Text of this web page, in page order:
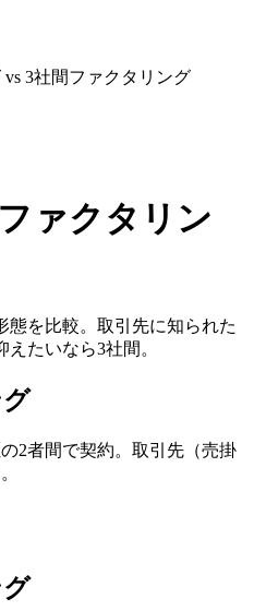
3社間ファクタリング
ァクタリン
態を比較。取引先に知られた
たいなら3社間。
2者間で契約。取引先（売掛